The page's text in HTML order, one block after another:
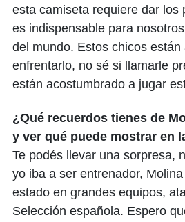
esta camiseta requiere dar los
es indispensable para
del mundo. Estos chicos
enfrentarlo, no sé si llamarle
están acostumbrado a jugar
¿Qué recuerdos tienes de
y ver qué puede mostrar en
Te podés llevar una sorpresa,
yo iba a ser entrenador,
estado en grandes equipos,
Selección española. Espero